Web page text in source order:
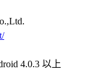
4.0.3 以上